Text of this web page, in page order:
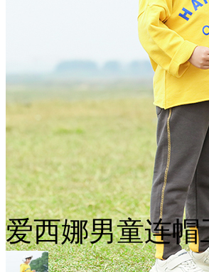
爱西娜男童连帽